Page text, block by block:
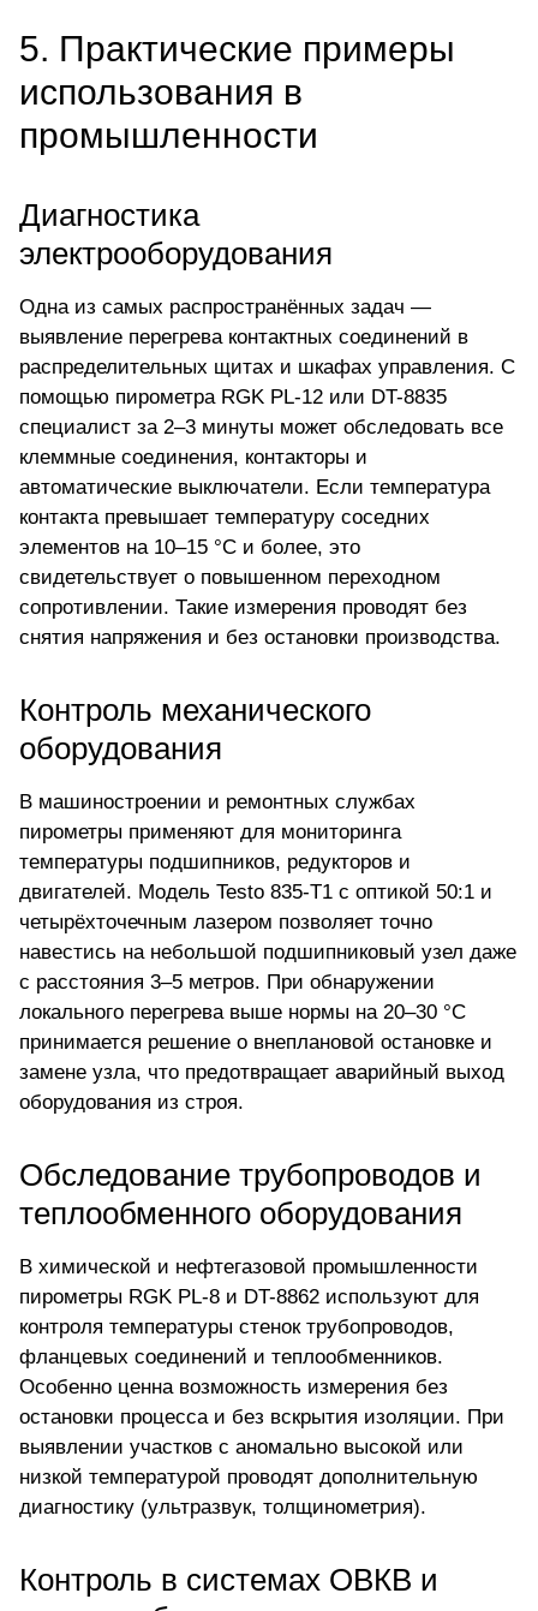
5. Практические примеры
использования в
промышленности
Диагностика
электрооборудования
Одна из самых распространённых задач —
выявление перегрева контактных соединений в
распределительных щитах и шкафах управления. С
помощью пирометра RGK PL-12 или DT-8835
специалист за 2–3 минуты может обследовать все
клеммные соединения, контакторы и
автоматические выключатели. Если температура
контакта превышает температуру соседних
элементов на 10–15 °C и более, это
свидетельствует о повышенном переходном
сопротивлении. Такие измерения проводят без
снятия напряжения и без остановки производства.
Контроль механического
оборудования
В машиностроении и ремонтных службах
пирометры применяют для мониторинга
температуры подшипников, редукторов и
двигателей. Модель Testo 835-T1 с оптикой 50:1 и
четырёхточечным лазером позволяет точно
навестись на небольшой подшипниковый узел даже
с расстояния 3–5 метров. При обнаружении
локального перегрева выше нормы на 20–30 °C
принимается решение о внеплановой остановке и
замене узла, что предотвращает аварийный выход
оборудования из строя.
Обследование трубопроводов и
теплообменного оборудования
В химической и нефтегазовой промышленности
пирометры RGK PL-8 и DT-8862 используют для
контроля температуры стенок трубопроводов,
фланцевых соединений и теплообменников.
Особенно ценна возможность измерения без
остановки процесса и без вскрытия изоляции. При
выявлении участков с аномально высокой или
низкой температурой проводят дополнительную
диагностику (ультразвук, толщинометрия).
Контроль в системах ОВКВ и